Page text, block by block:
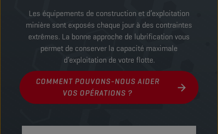
Les équipements de construction et d’exploitation
minière sont exposés chaque jour à des contraintes
extrêmes. La bonne approche de lubrification vous
permet de conserver la capacité maximale
d’exploitation de votre flotte.
COMMENT POUVONS-NOUS AIDER
VOS OPÉRATIONS ?